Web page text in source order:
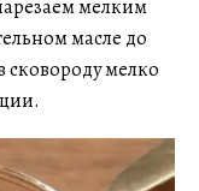
мелким
масле до
сковороду мелко